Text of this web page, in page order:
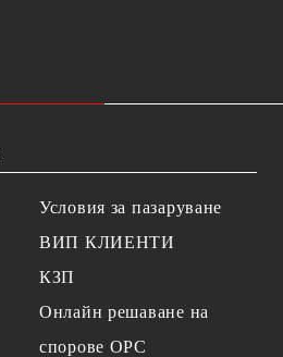
Условия за пазаруване
ВИП КЛИЕНТИ
КЗП
Онлайн решаване на
спорове OPC